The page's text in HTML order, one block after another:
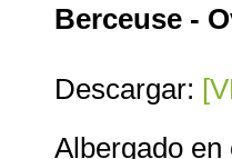
Berceuse -
Descargar:
Albergado en